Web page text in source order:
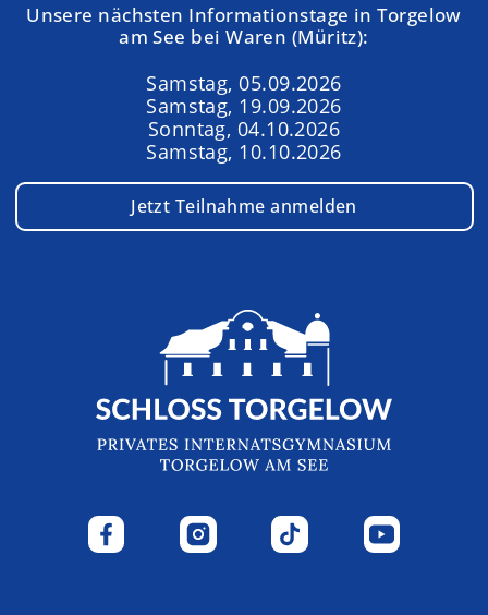
Unsere nächsten Informationstage in Torgelow
am See bei Waren (Müritz):
Samstag, 05.09.2026
Samstag, 19.09.2026
Sonntag, 04.10.2026
Samstag, 10.10.2026
Jetzt Teilnahme anmelden